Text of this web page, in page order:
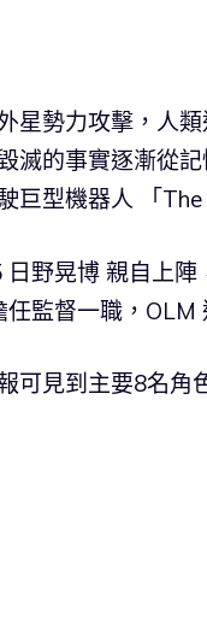
星勢力攻擊，人
滅的事實逐漸從
巨型機器人 「
野晃博 親自上
監督一職，OLM
可見到主要8名